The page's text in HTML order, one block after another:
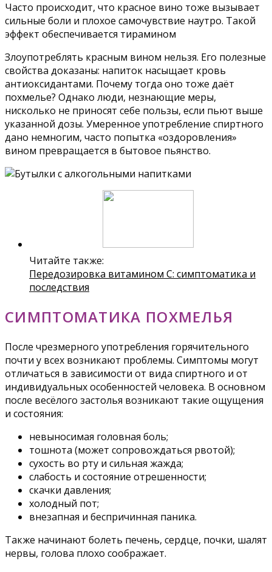
Часто происходит, что красное вино тоже вызывает
сильные боли и плохое самочувствие наутро. Такой
эффект обеспечивается тирамином
Злоупотреблять красным вином нельзя. Его полезные
свойства доказаны: напиток насыщает кровь
антиоксидантами. Почему тогда оно тоже даёт
похмелье? Однако люди, незнающие меры,
нисколько не приносят себе пользы, если пьют выше
указанной дозы. Умеренное употребление спиртного
дано немногим, часто попытка «оздоровления»
вином превращается в бытовое пьянство.
Читайте также:
Передозировка витамином С: симптоматика и
последствия
СИМПТОМАТИКА ПОХМЕЛЬЯ
После чрезмерного употребления горячительного
почти у всех возникают проблемы. Симптомы могут
отличаться в зависимости от вида спиртного и от
индивидуальных особенностей человека. В основном
после весёлого застолья возникают такие ощущения
и состояния:
невыносимая головная боль;
тошнота (может сопровождаться рвотой);
сухость во рту и сильная жажда;
слабость и состояние отрешенности;
скачки давления;
холодный пот;
внезапная и беспричинная паника.
Также начинают болеть печень, сердце, почки, шалят
нервы, голова плохо соображает.